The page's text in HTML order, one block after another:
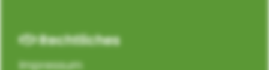
Rechtliches
Impressum